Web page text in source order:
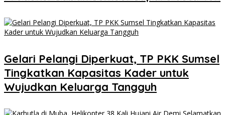
Gelari Pelangi Diperkuat, TP PKK Sumsel
Tingkatkan Kapasitas Kader untuk
Wujudkan Keluarga Tangguh